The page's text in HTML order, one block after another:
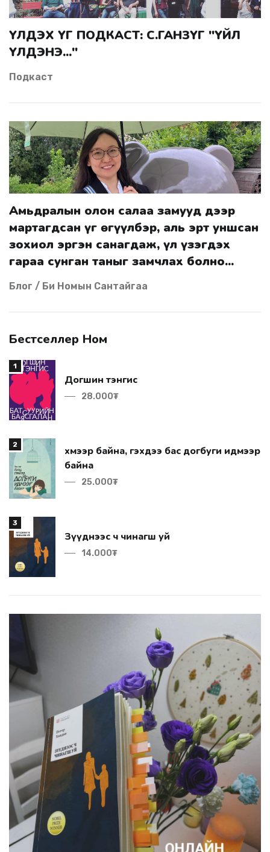
ҮЛДЭХ ҮГ ПОДКАСТ: С.ГАНЗҮГ "ҮЙЛ
ҮЛДЭНЭ..."
Подкаст
Амьдралын олон салаа замууд дээр
мартагдсан үг өгүүлбэр, аль эрт уншсан
зохиол эргэн санагдаж, үл үзэгдэх
гараа сунган таныг замчлах болно...
Блог / Би Номын Сантайгаа
Бестселлер Ном
1
Догшин тэнгис
28.000₮
2
байна
25.000₮
3
Зүүднээс ч чинагш уй
14.000₮